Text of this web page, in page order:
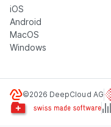
iOS
Android
MacOS
Windows
©2026 DeepCloud AG